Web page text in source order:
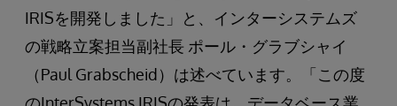
IRISを開発しました」と、インターシステムズ
の戦略立案担当副社長 ポール・グラブシャイ
（Paul Grabscheid）は述べています。「この度